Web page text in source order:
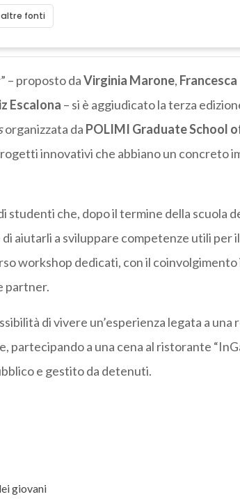
fonti
– proposto daVirginia Marone, Francesca
Escalona – si è aggiudicato la terza
organizzata da POLIMI Graduate School
innovativi che abbiano un concreto
studenti che, dopo il termine della scuola
aiutarli a sviluppare competenze utili per
workshop dedicati, con il coinvolgimento
partner.
di vivere un’esperienza legata a una
a una cena al ristorante
e gestito da detenuti.
giovani